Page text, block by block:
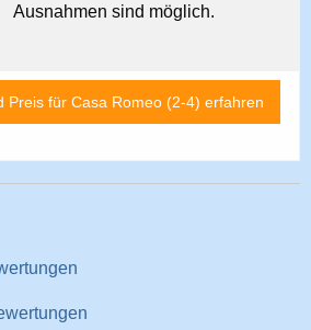
Ausnahmen sind möglich.
Preis für Casa Romeo (2-4) erfahren